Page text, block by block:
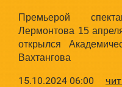
Премьерой
Лермонтова 15
открылся
Вахтангова
15.10.2024 06:00